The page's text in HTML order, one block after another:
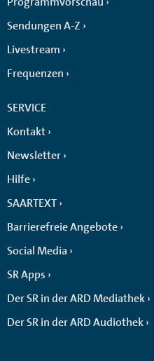
Sendungen A-Z
Livestream
Frequenzen
SERVICE
Kontakt
Newsletter
Hilfe
SAARTEXT
Barrierefreie Angebote
Social Media
SR Apps
Der SR in der ARD Mediathek
Der SR in der ARD Audiothek